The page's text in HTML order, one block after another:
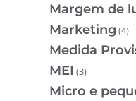
Margem de
Marketing (4)
Medida
MEI (3)
Micro e